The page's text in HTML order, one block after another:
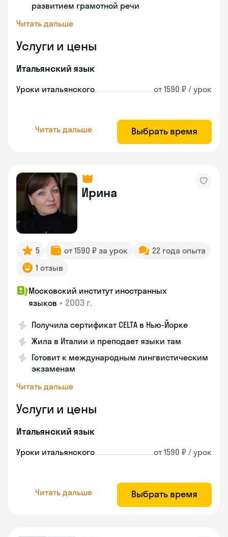
развитием грамотной речи
Читать дальше
Услуги и цены
Итальянский язык
Уроки итальянского от 1590 ₽ / урок
Читать дальше Выбрать время
Ирина
5 от 1590 ₽ за урок
22 года опыта
1 отзыв
Московский институт иностранных
языков • 2003 г.
Получила сертификат CELTA в Нью-Йорке
Жила в Италии и преподает языки там
Готовит к международным лингвистическим
экзаменам
Читать дальше
Услуги и цены
Итальянский язык
Уроки итальянского от 1590 ₽ / урок
Читать дальше Выбрать время